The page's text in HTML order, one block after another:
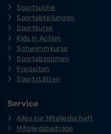
Sportsuche
Sportabteilungen
Sportkurse
Kids in Action
Schwimmkurse
Sportabzeichen
Freizeiten
Sportstätten
Service
Alles zur Mitgliedschaft
Mitgliedsbeiträge